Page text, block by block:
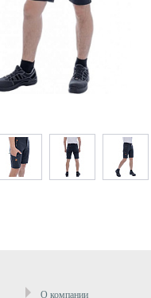
О компании